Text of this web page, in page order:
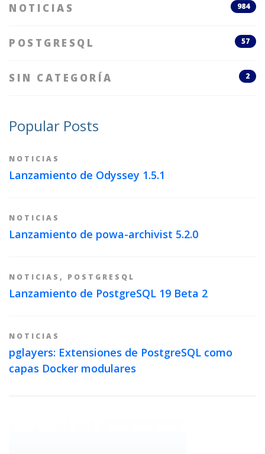
NOTICIAS 984
POSTGRESQL 57
SIN CATEGORÍA 2
Popular Posts
NOTICIAS
Lanzamiento de Odyssey 1.5.1
NOTICIAS
Lanzamiento de powa-archivist 5.2.0
NOTICIAS , POSTGRESQL
Lanzamiento de PostgreSQL 19 Beta 2
NOTICIAS
pglayers: Extensiones de PostgreSQL como
capas Docker modulares